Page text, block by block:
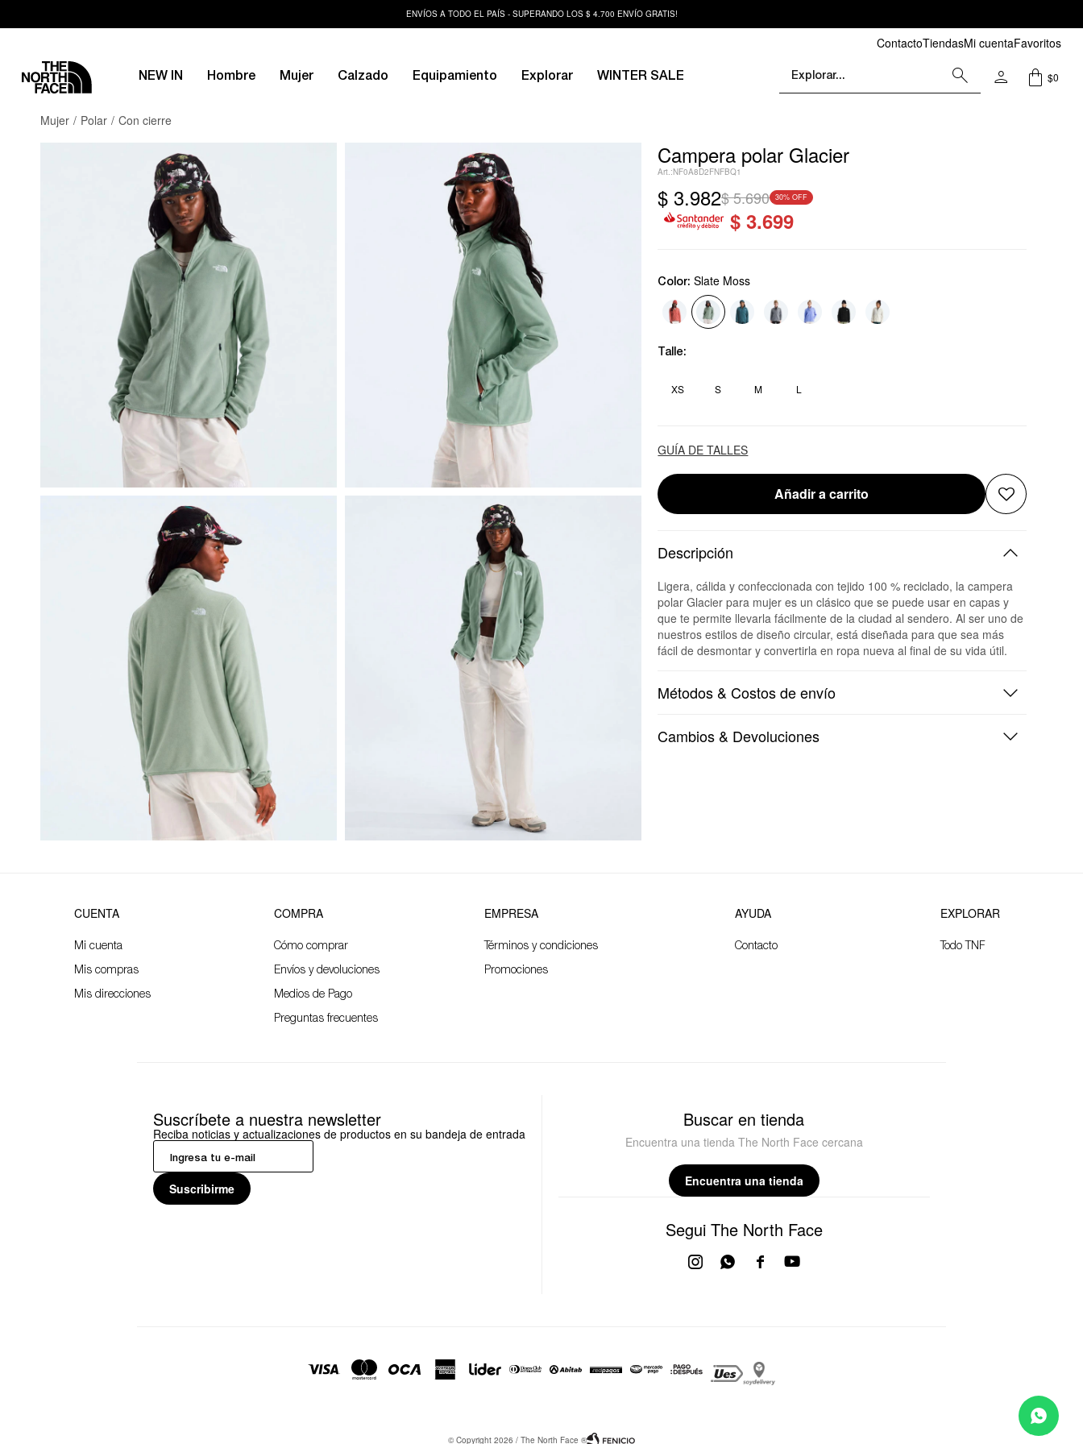
ENVÍOS A TODO EL PAÍS - SUPERANDO LOS $ 4.700 ENVÍO GRATIS!
ContactoTiendasMi cuentaFavoritos
NEW IN Hombre Mujer Calzado Equipamiento Explorar WINTER SALE $0
Mujer Polar Con cierre
Campera polar Glacier
NF0A8D2FNFBQ1
$ 3.982$5.690 30
$ 3.699
Color:Slate Moss
Talle:
XS S M L
GUÍA DE TALLES
Añadir a carrito
Descripción
Ligera, cálida y confeccionada con tejido 100 % reciclado, la campera
polar Glacier para mujer es un clásico que se puede usar en capas y
que te permite llevarla fácilmente de la ciudad al sendero. Al ser uno de
nuestros estilos de diseño circular, está diseñada para que sea más
fácil de desmontar y convertirla en ropa nueva al final de su vida útil.
Métodos & Costos de envío
Cambios & Devoluciones
CUENTA
Mi cuenta
Mis compras
Mis direcciones
COMPRA
Cómo comprar
Envíos y devoluciones
Medios de Pago
Preguntas frecuentes
EMPRESA
Términos y condiciones
Promociones
AYUDA
Contacto
EXPLORAR
Todo TNF
Suscríbete a nuestra newsletter
Reciba noticias y actualizaciones de productos en su bandeja de entrada
Suscribirme
Buscar en tienda
Encuentra una tienda The North Face cercana
Encuentra una tienda
Segui The North Face
 
 
© Copyright 2026 / The North Face ®